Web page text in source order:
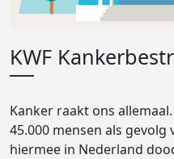
KWF
Kanker raakt ons
45.000 mensen als gevolg
hiermee in Nederland